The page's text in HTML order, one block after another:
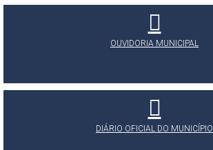
OUVIDORIA MUNICIPAL
DIÁRIO OFICIAL DO MUNICÍPIO